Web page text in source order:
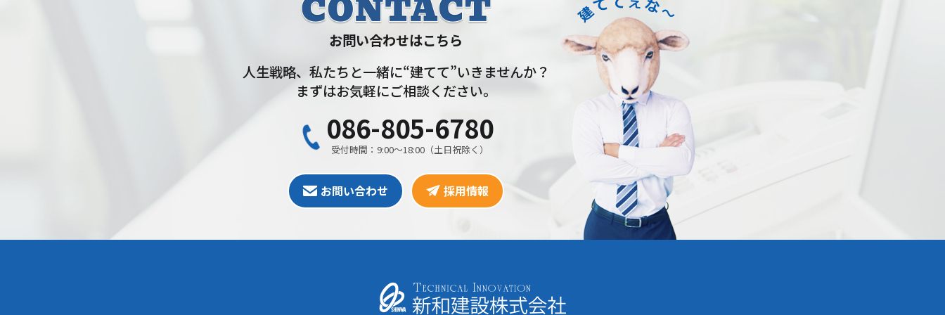
お問い合わせはこちら
人生戦略、私たちと一緒に“建てて”いきませんか？
まずはお気軽にご相談ください。
086-805-6780
受付時間：9:00〜18:00（土日祝除く）
お問い合わせ 採用情報